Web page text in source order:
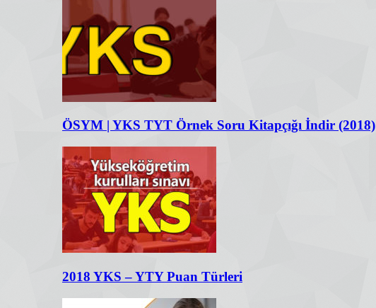
ÖSYM | YKS TYT Örnek Soru Kitapçığı İndir (2018)
2018 YKS – YTY Puan Türleri